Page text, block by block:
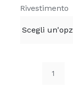
Rivestimento
Divano